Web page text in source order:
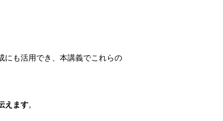
にも活用でき、本講義でこれらの
えます。